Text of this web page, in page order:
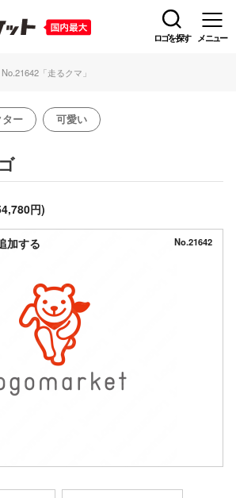
ロゴを探す メニュー
No.21642「走るクマ」
ター 可愛い
円)
加する No.21642